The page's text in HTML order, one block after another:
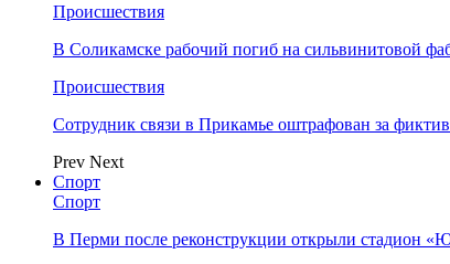
Происшествия
В Соликамске рабочий погиб на сильвинитовой
Происшествия
Сотрудник связи в Прикамье оштрафован за
Prev Next
Спорт
Спорт
В Перми после реконструкции открыли стадион